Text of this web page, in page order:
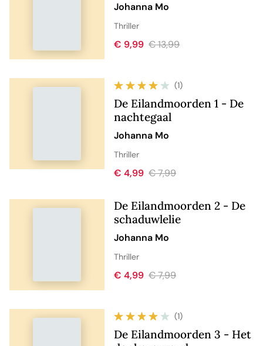
Johanna Mo
Thriller
€ 9,99 € 13,99
(1)
De Eilandmoorden 1 - De
nachtegaal
Johanna Mo
Thriller
€ 4,99 € 7,99
De Eilandmoorden 2 - De
schaduwlelie
Johanna Mo
Thriller
€ 4,99 € 7,99
(1)
De Eilandmoorden 3 - Het